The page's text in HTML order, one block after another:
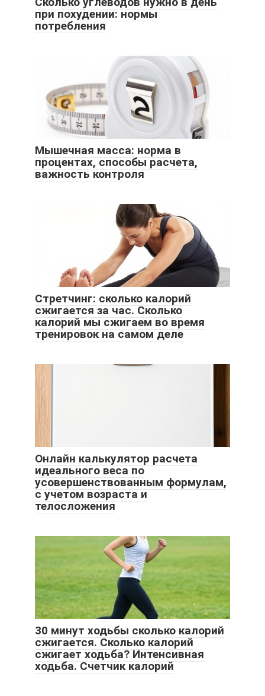
при похудении: нормы
потребления
Мышечная масса: норма в
процентах, способы расчета,
важность контроля
Стретчинг: сколько калорий
сжигается за час. Сколько
калорий мы сжигаем во время
тренировок на самом деле
Онлайн калькулятор расчета
идеального веса по
усовершенствованным формулам,
с учетом возраста и
телосложения
30 минут ходьбы сколько калорий
сжигается. Сколько калорий
сжигает ходьба? Интенсивная
ходьба. Счетчик калорий